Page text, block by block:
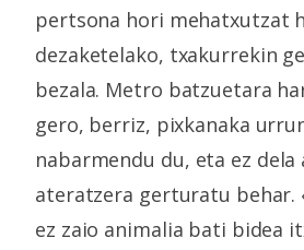
pertsona hori mehatxutzat
dezaketelako, txakurrekin
bezala. Metro batzuetara
gero, berriz, pixkanaka
nabarmendu du, eta ez dela
ateratzera gerturatu behar.
ez zaio animalia bati bidea